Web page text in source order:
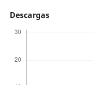
Descargas